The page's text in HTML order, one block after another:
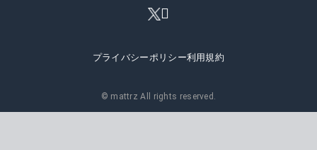
プライバシーポリシー利用規約
© mattrz All rights reserved.